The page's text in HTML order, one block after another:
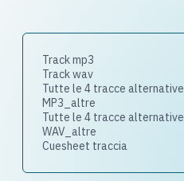
Track mp3
Track wav
Tutte le 4 tracce alternative
MP3_altre
Tutte le 4 tracce alternative
WAV_altre
Cuesheet traccia